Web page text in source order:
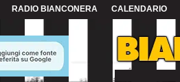
RADIO BIANCONERA CALENDARIO